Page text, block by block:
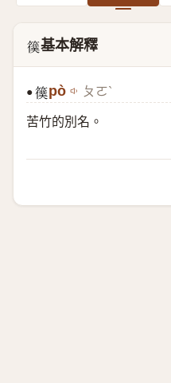
𥵜基本解釋
● 𥵜 pò ㄆㄛˋ
苦竹的別名。